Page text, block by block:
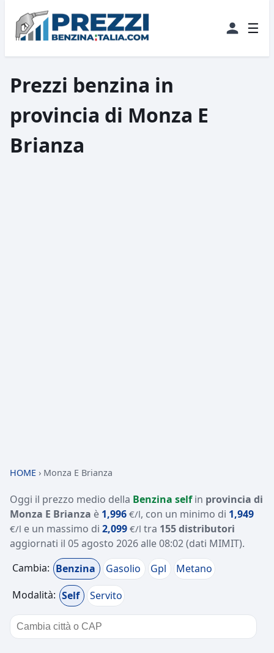
☰
Prezzi benzina in
provincia di Monza E
Brianza
HOME › Monza E Brianza
Oggi il prezzo medio della Benzina selfin provincia di
Monza E Brianza è 1,996 €/l, con un minimo di 1,949
€/l e un massimo di 2,099 €/l tra 155 distributori
aggiornati il 05 agosto 2026 alle 08:02(dati MIMIT).
Cambia: Benzina Gasolio Gpl
Metano
Modalità: Self Servito